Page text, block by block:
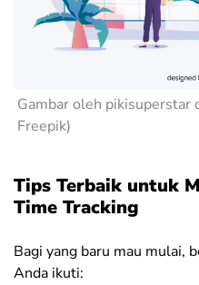
Gambar oleh pikisuperstar
Freepik)
Tips Terbaik untuk
Time Tracking
Bagi yang baru mau mulai,
Anda ikuti: